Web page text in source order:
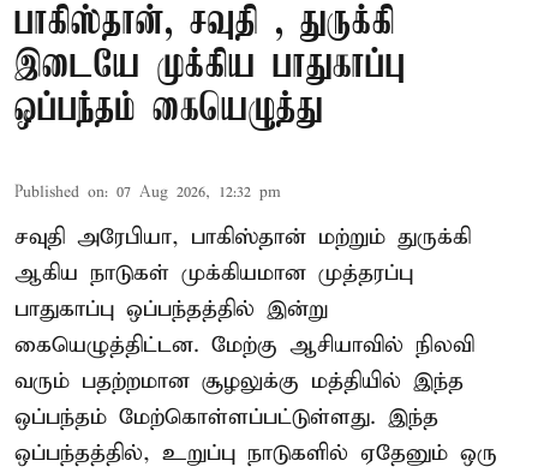
பாகிஸ்தான், சவுதி , துருக்கி
இடையே முக்கிய பாதுகாப்பு
ஒப்பந்தம் கையெழுத்து
Published on: 07 Aug 2026, 12:32 pm
சவுதி அரேபியா, பாகிஸ்தான் மற்றும் துருக்கி
ஆகிய நாடுகள் முக்கியமான முத்தரப்பு
பாதுகாப்பு ஒப்பந்தத்தில் இன்று
கையெழுத்திட்டன. மேற்கு ஆசியாவில் நிலவி
வரும் பதற்றமான சூழலுக்கு மத்தியில் இந்த
ஒப்பந்தம் மேற்கொள்ளப்பட்டுள்ளது. இந்த
ஒப்பந்தத்தில், உறுப்பு நாடுகளில் ஏதேனும் ஒரு